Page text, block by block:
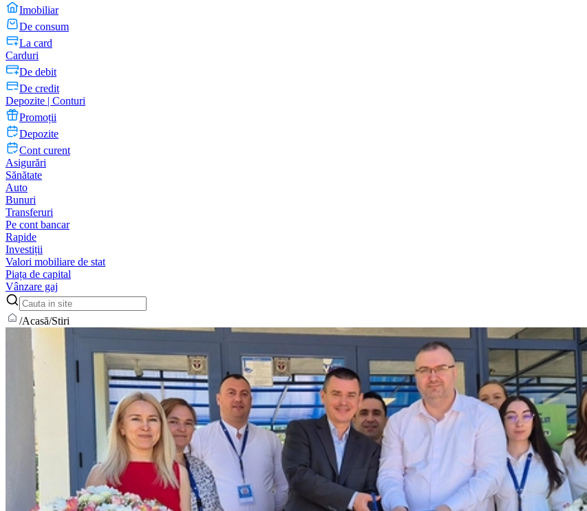
Imobiliar
De consum
La card
Carduri
De debit
De credit
Depozite | Conturi
Promoții
Depozite
Cont curent
Asigurări
Sănătate
Auto
Bunuri
Transferuri
Pe cont bancar
Rapide
Investiții
Valori mobiliare de stat
Piața de capital
Vânzare gaj
/Acasă/Stiri